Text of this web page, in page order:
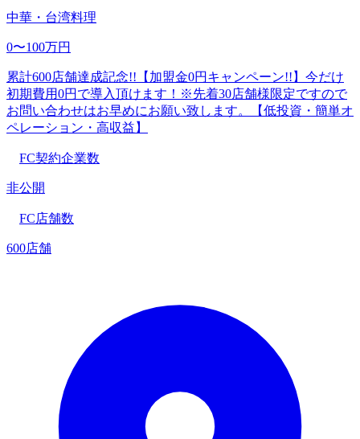
中華・台湾料理
0〜100万円
累計600店舗達成記念!!【加盟金0円キャンペーン!!】今だけ
初期費用0円で導入頂けます！※先着30店舗様限定ですので
お問い合わせはお早めにお願い致します。【低投資・簡単オ
ペレーション・高収益】
FC契約企業数
非公開
FC店舗数
600店舗